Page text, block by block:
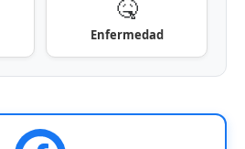
🤒
Enfermedad